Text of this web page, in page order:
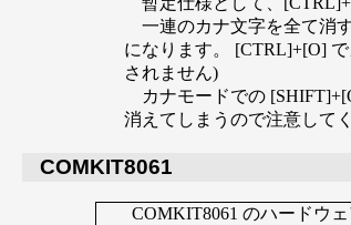
一連のカナ文字を全て消
になります。 [CTRL]+[O]
されません)
カナモードでの
消えてしまうので注意して
COMKIT8061
COMKIT8061 のハードウ